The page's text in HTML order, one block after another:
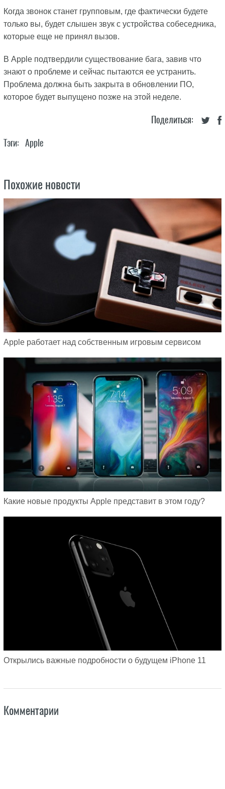
Когда звонок станет групповым, где фактически будете
только вы, будет слышен звук с устройства собеседника,
которые еще не принял вызов.
В Apple подтвердили существование бага, завив что
знают о проблеме и сейчас пытаются ее устранить.
Проблема должна быть закрыта в обновлении ПО,
которое будет выпущено позже на этой неделе.
Поделиться:
Тэги: Apple
Похожие новости
Apple работает над собственным игровым сервисом
Какие новые продукты Apple представит в этом году?
Открылись важные подробности о будущем iPhone 11
Комментарии